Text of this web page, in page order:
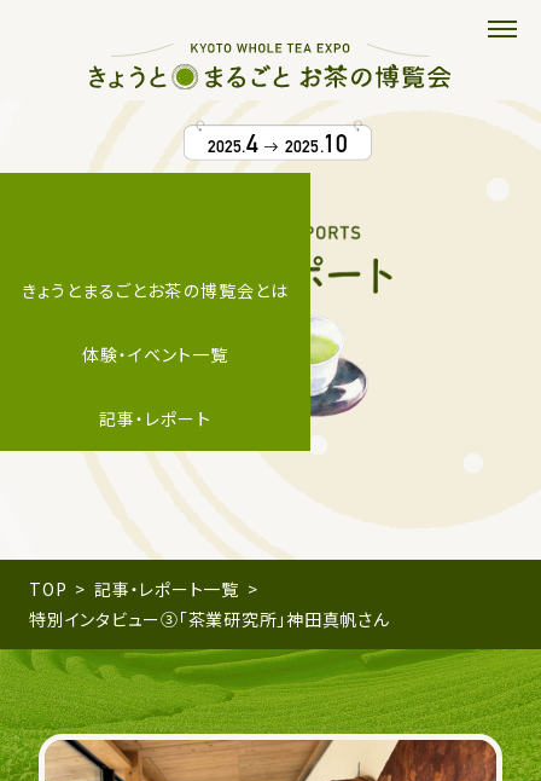
2025.4 2025.10
きょうとまるごとお茶の博覧会とは
体験・イベント一覧
記事・レポート
TOP
記事・レポート一覧
特別インタビュー③「茶業研究所」神田真帆さん